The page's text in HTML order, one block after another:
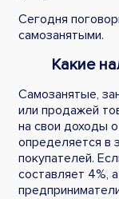
Сегодня
самозанятыми.
Какие
Самозанятые,
или продажей
на свои доходы
определяется в
покупателей.
составляет 4%,